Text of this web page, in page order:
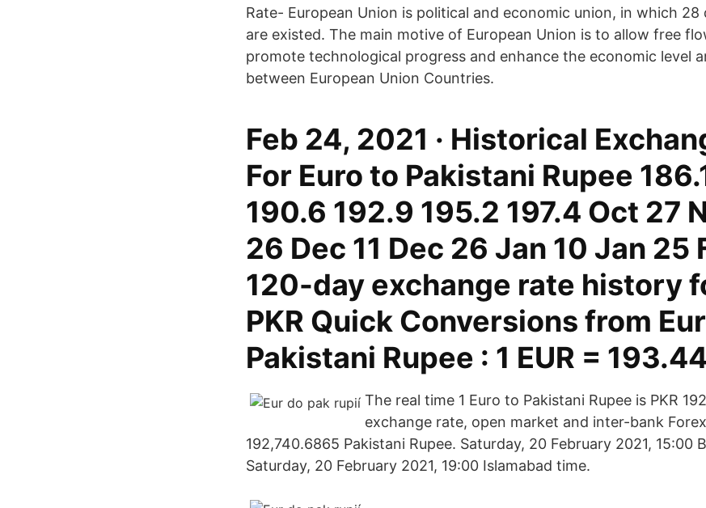
Rate- European Union is political and economic union, in which
are existed. The main motive of European Union is to allow free
promote technological progress and enhance the economic level
between European Union Countries.
Feb 24, 2021 · Historical
For Euro to Pakistani Rupee
190.6 192.9 195.2 197.4 Oct 27
26 Dec 11 Dec 26 Jan 10 Jan 25
120-day exchange rate history
PKR Quick Conversions from
Pakistani Rupee : 1 EUR =
The real time 1 Euro to Pakistani Rupee is PKR
exchange rate, open market and inter-bank
192,740.6865 Pakistani Rupee. Saturday, 20 February 2021, 15:00
Saturday, 20 February 2021, 19:00 Islamabad time.